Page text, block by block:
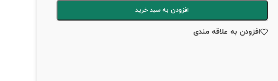
افزودن به سبد خرید
افزودن به علاقه مندی